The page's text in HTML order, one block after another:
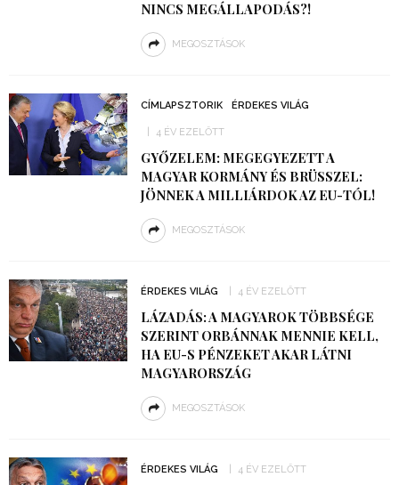
NINCS MEGÁLLAPODÁS?!
MEGOSZTÁSOK
CÍMLAPSZTORIK ÉRDEKES VILÁG
4 ÉV EZELŐTT
GYŐZELEM: MEGEGYEZETT A
MAGYAR KORMÁNY ÉS BRÜSSZEL:
JÖNNEK A MILLIÁRDOK AZ EU-TÓL!
MEGOSZTÁSOK
ÉRDEKES VILÁG 4 ÉV EZELŐTT
LÁZADÁS: A MAGYAROK TÖBBSÉGE
SZERINT ORBÁNNAK MENNIE KELL,
HA EU-S PÉNZEKET AKAR LÁTNI
MAGYARORSZÁG
MEGOSZTÁSOK
ÉRDEKES VILÁG 4 ÉV EZELŐTT